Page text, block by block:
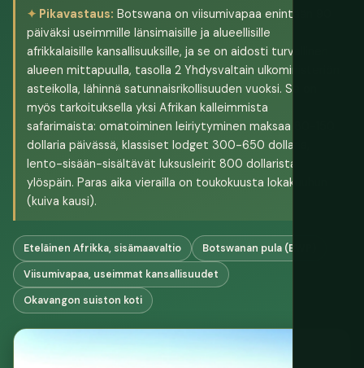
Pikavastaus: Botswana on viisumivapaa enintään 90
päiväksi useimmille länsimaisille ja alueellisille
afrikkalaisille kansallisuuksille, ja se on aidosti turvallinen
alueen mittapuulla, tasolla 2 Yhdysvaltain ulkoministeriön
asteikolla, lähinnä satunnaisrikollisuuden vuoksi. Se on
myös tarkoituksella yksi Afrikan kalleimmista
safarimaista: omatoiminen leiriytyminen maksaa 80-150
dollaria päivässä, klassiset lodget 300-650 dollaria,
lento-sisään-sisältävät luksusleirit 800 dollarista
ylöspäin. Paras aika vierailla on toukokuusta lokakuuhun
(kuiva kausi).
Eteläinen Afrikka, sisämaavaltio
Botswanan pula (BWP)
Viisumivapaa, useimmat kansallisuudet
Okavangon suiston koti